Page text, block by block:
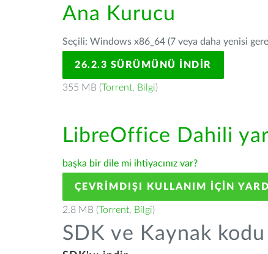
Ana Kurucu
Seçili: Windows x86_64 (7 veya daha yenisi
26.2.3 SÜRÜMÜNÜ İNDIR
355 MB (Torrent, Bilgi)
LibreOffice Dahili
başka bir dile mi ihtiyacınız var?
ÇEVRIMDIŞI KULLANIM IÇIN
2.8 MB (Torrent, Bilgi)
SDK ve Kaynak kodu